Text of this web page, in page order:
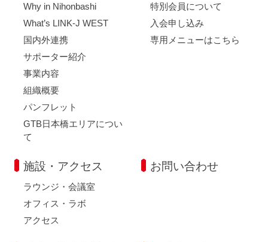
Why in Nihonbashi
What’s LINK-J WEST
国内外連携
サポーター紹介
事業内容
組織概要
パンフレット
GTB日本橋エリアについ
て
特別会員について
入会申し込み
専用メニューはこちら
施設・アクセス
ラウンジ・会議室
オフィス・ラボ
アクセス
お問い合わせ